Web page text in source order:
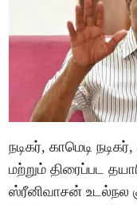
நடிகர், காமெடி
மற்றும் திரைப்பட
ஸ்ரீனிவாசன் உடல்நல